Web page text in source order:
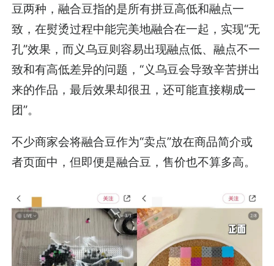
豆两种，融合豆指的是所有拼豆高低和融点一
致，在熨烫过程中能完美地融合在一起，实现“无
孔”效果，而义乌豆则容易出现融点低、融点不一
致和有高低差异的问题，“义乌豆会导致辛苦拼出
来的作品，最后效果却很丑，还可能直接糊成一
团”。
不少商家会将融合豆作为“卖点”放在商品简介或
者页面中，但即便是融合豆，售价也不算多高。